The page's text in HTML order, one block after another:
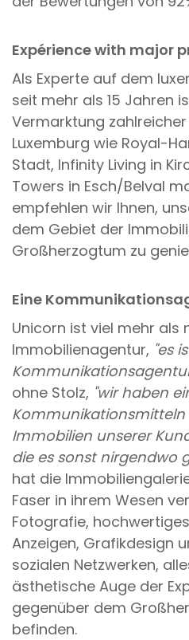
Expérience with major
Als Experte auf dem
seit mehr als 15 Jahren
Vermarktung
Luxemburg wie Royal-
Stadt, Infinity Living in
Towers in Esch/Belval
empfehlen wir Ihnen,
dem Gebiet der
Großherzogtum zu
Eine
Unicorn ist viel mehr als
Immobilienagentur, "es
ohne Stolz, "wir haben
Immobilien unserer
die es sonst nirgendwo
hat die
Faser in ihrem Wesen
Fotografie,
Anzeigen, Grafikdesign
sozialen Netzwerken,
ästhetische Auge der
gegenüber dem
befinden.